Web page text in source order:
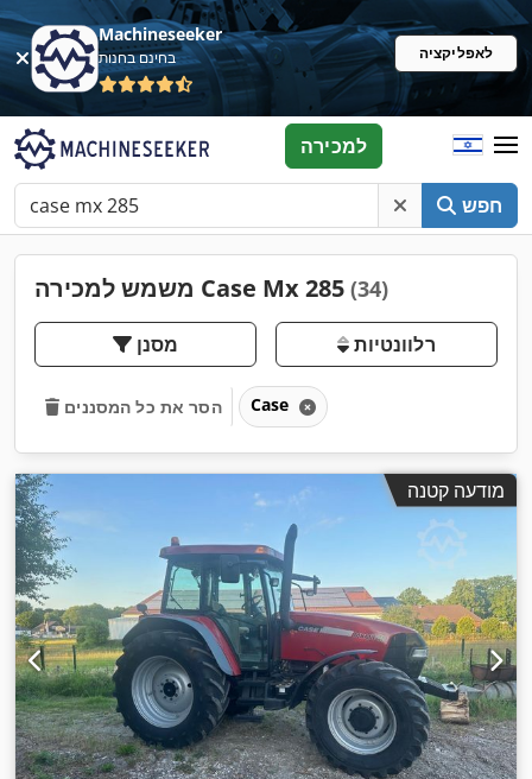
Machineseeker
בחינם בחנות לאפליקציה
חפש
למכירה
משמש למכירה Case Mx 285 (34)
מסנן רלוונטיות
הסר את כל המסננים Case
מודעה קטנה